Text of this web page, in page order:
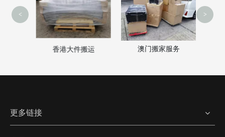
香港大件搬运 澳门搬家服务
< >
更多链接